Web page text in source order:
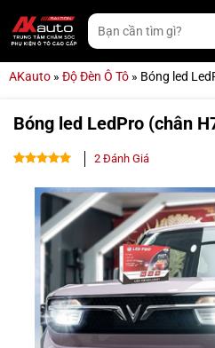
qua
nội
Tìm
kiếm:
AKauto » Độ Đèn Ô Tô » Bóng led
Bóng led LedPro (chân
5 dựa
đánh
2Đánh Giá